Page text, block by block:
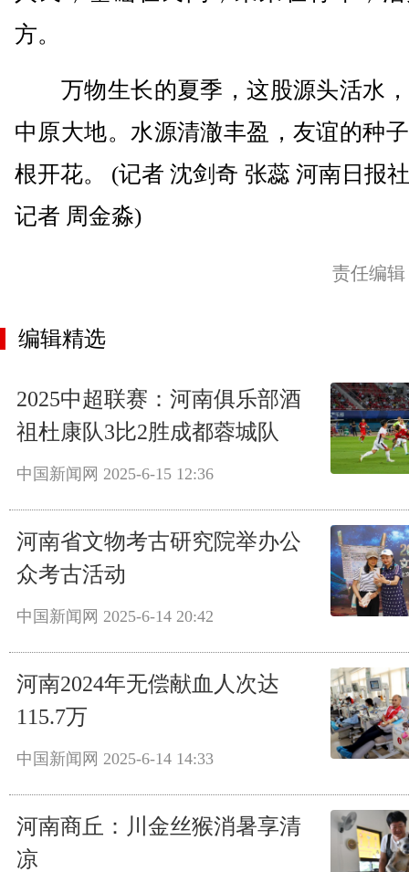
方。
万物生长的夏季，这股源头活水
中原大地。水源清澈丰盈，友谊的种
根开花。 (记者 沈剑奇 张蕊 河南日报
记者 周金淼)
责任编
编辑精选
2025中超联赛：河南俱乐部酒
祖杜康队3比2胜成都蓉城队
中国新闻网 2025-6-15 12:36
河南省文物考古研究院举办公
众考古活动
中国新闻网 2025-6-14 20:42
河南2024年无偿献血人次达
115.7万
中国新闻网 2025-6-14 14:33
河南商丘：川金丝猴消暑享清
凉